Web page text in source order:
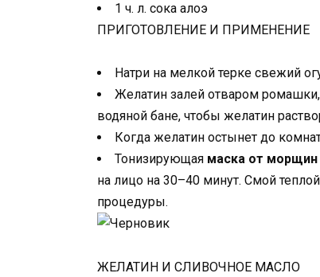
1 ч. л. сока алоэ
ПРИГОТОВЛЕНИЕ И ПРИМЕНЕНИЕ
Натри на мелкой терке свежий
Желатин залей отваром
водяной бане, чтобы желатин
Когда желатин остынет до
Тонизирующая маска от
на лицо на 30–40 минут. Смой
процедуры.
ЖЕЛАТИН И СЛИВОЧНОЕ МАСЛО